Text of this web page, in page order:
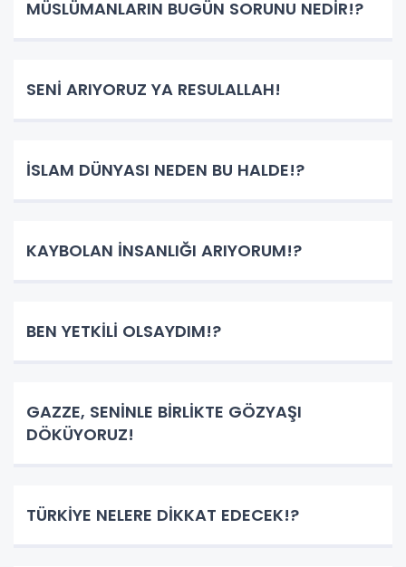
MÜSLÜMANLARIN BUGÜN SORUNU NEDİR!?
SENİ ARIYORUZ YA RESULALLAH!
İSLAM DÜNYASI NEDEN BU HALDE!?
KAYBOLAN İNSANLIĞI ARIYORUM!?
BEN YETKİLİ OLSAYDIM!?
GAZZE, SENİNLE BİRLİKTE GÖZYAŞI
DÖKÜYORUZ!
TÜRKİYE NELERE DİKKAT EDECEK!?